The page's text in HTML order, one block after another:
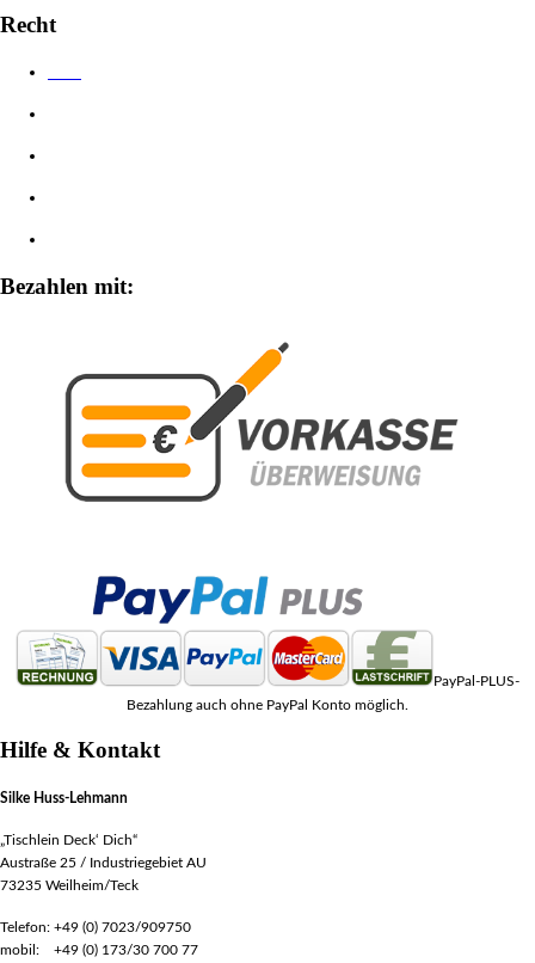
Recht
Bezahlen mit:
PayPal-PLUS-
Bezahlung auch ohne PayPal Konto möglich.
Hilfe & Kontakt
Silke Huss-Lehmann
„Tischlein Deck‘ Dich“
Austraße 25 / Industriegebiet AU
73235 Weilheim/Teck
Telefon: +49 (0) 7023/909750
mobil: +49 (0) 173/30 700 77